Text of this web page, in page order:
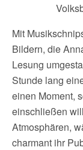
Mit
Bildern, die
Lesung
Stunde lang
einen Moment,
einschließen
Atmosphären,
charmant ihr